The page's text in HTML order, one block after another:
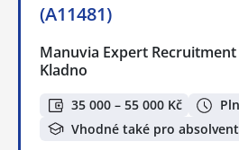
(A11481)
Manuvia Expert Recruitment
Kladno
35 000 – 55 000 Kč
Vhodné také pro